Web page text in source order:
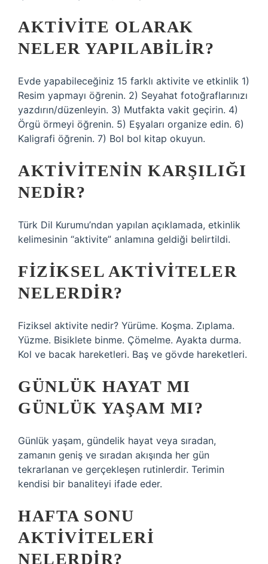
AKTIVITE OLARAK
NELER YAPILABILIR?
Evde yapabileceğiniz 15 farklı aktivite ve etkinlik 1)
Resim yapmayı öğrenin. 2) Seyahat fotoğraflarınızı
yazdırın/düzenleyin. 3) Mutfakta vakit geçirin. 4)
Örgü örmeyi öğrenin. 5) Eşyaları organize edin. 6)
Kaligrafi öğrenin. 7) Bol bol kitap okuyun.
AKTIVITENIN KARŞILIĞI
NEDIR?
Türk Dil Kurumu’ndan yapılan açıklamada, etkinlik
kelimesinin “aktivite” anlamına geldiği belirtildi.
FIZIKSEL AKTIVITELER
NELERDIR?
Fiziksel aktivite nedir? Yürüme. Koşma. Zıplama.
Yüzme. Bisiklete binme. Çömelme. Ayakta durma.
Kol ve bacak hareketleri. Baş ve gövde hareketleri.
GÜNLÜK HAYAT MI
GÜNLÜK YAŞAM MI?
Günlük yaşam, gündelik hayat veya sıradan,
zamanın geniş ve sıradan akışında her gün
tekrarlanan ve gerçekleşen rutinlerdir. Terimin
kendisi bir banaliteyi ifade eder.
HAFTA SONU
AKTIVITELERI
NELERDIR?